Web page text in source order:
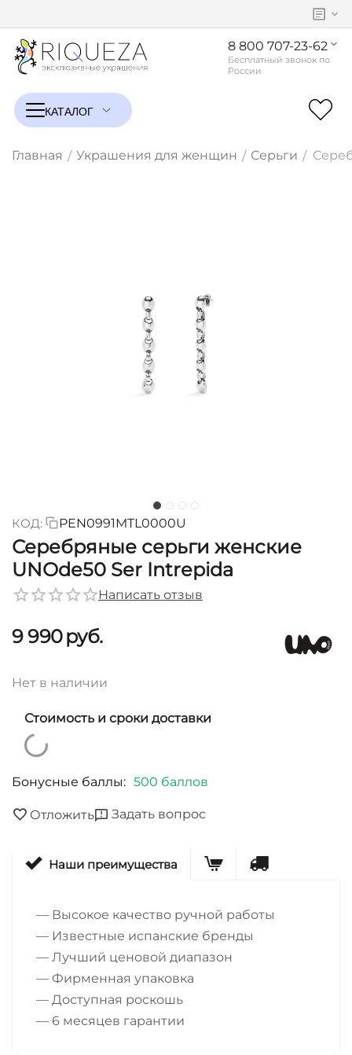
8 800 707-23-62
Главная / Украшения для женщин / Серьги /
КОД: PEN0991MTL0000U
Серебряные серьги женские
UNOde50 Ser Intrepida
Написать отзыв
9 990руб.
Нет в наличии
Стоимость и сроки доставки
Бонусные баллы: 500 баллов
Отложить Задать вопрос
Наши преимущества
— Высокое качество ручной работы
— Известные испанские бренды
— Лучший ценовой диапазон
— Фирменная упаковка
— Доступная роскошь
— 6 месяцев гарантии